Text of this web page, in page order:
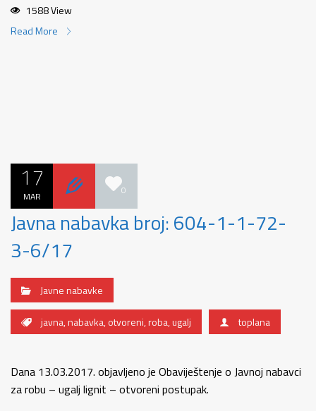
1588 View
Read More
17
MAR 0
Javna nabavka broj: 604-1-1-72-
3-6/17
Javne nabavke
javna,nabavka,otvoreni,roba,ugalj toplana
Dana 13.03.2017. objavljeno je Obaviještenje o Javnoj nabavci
za robu – ugalj lignit – otvoreni postupak.